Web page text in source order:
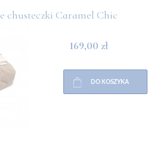
chusteczki Caramel Chic
169,00 zł
DO KOSZYKA